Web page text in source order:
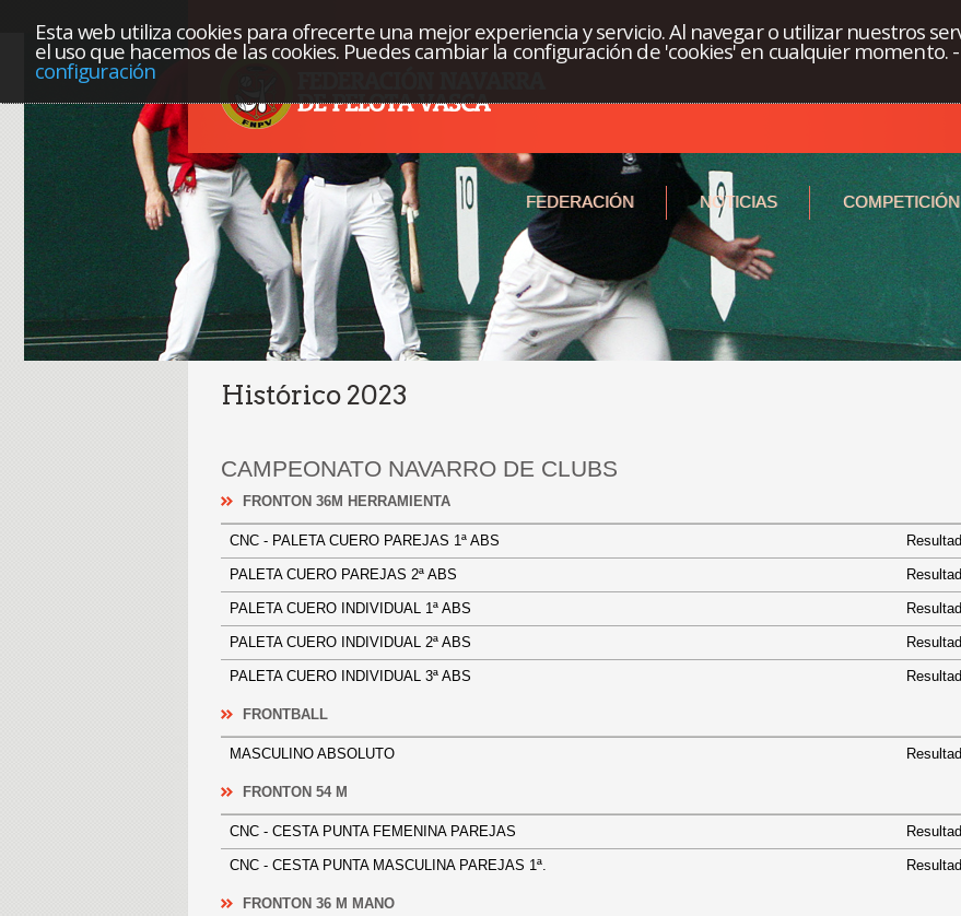
Esta web utiliza cookies para ofrecerte una mejor experiencia y servicio. Al navegar o utilizar nuestros
el uso que hacemos de las cookies. Puedes cambiar la configuración de 'cookies' en cualquier momento.-
configuración
FEDERACIÓN NOTICIAS COMPETICIÓN
Histórico 2023
CAMPEONATO NAVARRO DE CLUBS
FRONTON 36M HERRAMIENTA
CNC - PALETA CUERO PAREJAS 1ª ABS
PALETA CUERO PAREJAS 2ª ABS
PALETA CUERO INDIVIDUAL 1ª ABS
PALETA CUERO INDIVIDUAL 2ª ABS
PALETA CUERO INDIVIDUAL 3ª ABS
FRONTBALL
MASCULINO ABSOLUTO
FRONTON 54 M
CNC - CESTA PUNTA FEMENINA PAREJAS
CNC - CESTA PUNTA MASCULINA PAREJAS 1ª.
FRONTON 36 M MANO